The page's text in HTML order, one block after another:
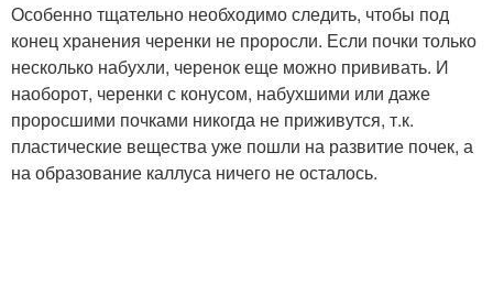
Особенно тщательно необходимо следить, чтобы под
конец хранения черенки не проросли. Если почки только
несколько набухли, черенок еще можно прививать. И
наоборот, черенки с конусом, набухшими или даже
проросшими почками никогда не приживутся, т.к.
пластические вещества уже пошли на развитие почек, а
на образование каллуса ничего не осталось.